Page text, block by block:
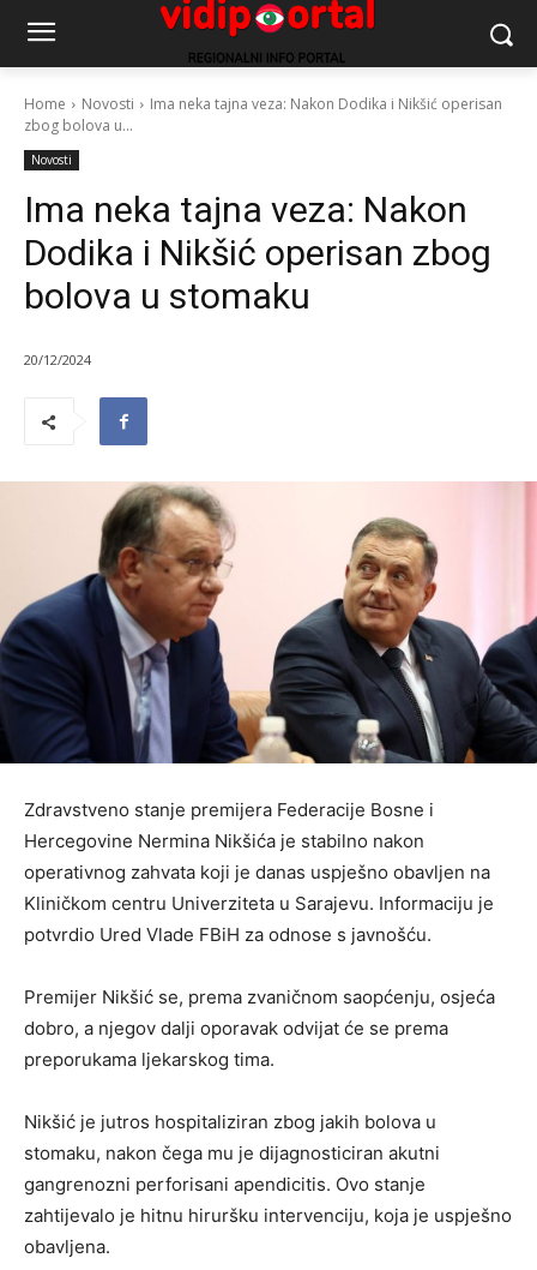
Home Novosti
Ima neka tajna veza: Nakon Dodika i Nikšić operisan
zbog bolova u...
Novosti
Ima neka tajna veza: Nakon
Dodika i Nikšić operisan zbog
bolova u stomaku
20/12/2024
Zdravstveno stanje premijera Federacije Bosne i
Hercegovine Nermina Nikšića je stabilno nakon
operativnog zahvata koji je danas uspješno obavljen na
Kliničkom centru Univerziteta u Sarajevu. Informaciju je
potvrdio Ured Vlade FBiH za odnose s javnošću.
Premijer Nikšić se, prema zvaničnom saopćenju, osjeća
dobro, a njegov dalji oporavak odvijat će se prema
preporukama ljekarskog tima.
Nikšić je jutros hospitaliziran zbog jakih bolova u
stomaku, nakon čega mu je dijagnosticiran akutni
gangrenozni perforisani apendicitis. Ovo stanje
zahtijevalo je hitnu hiruršku intervenciju, koja je uspješno
obavljena.